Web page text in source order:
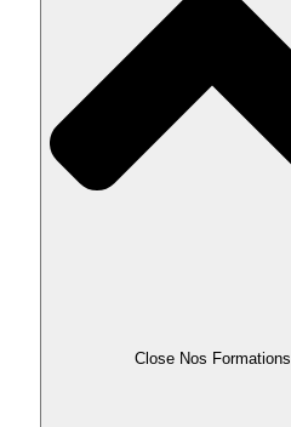
Close Nos Formations